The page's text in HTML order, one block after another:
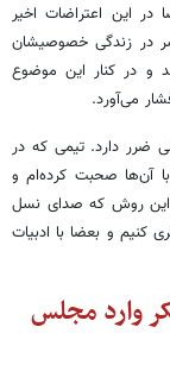
در این اعتراضات اخیر
در زندگی خصوصیشان
و در کنار این موضوع
می‌آورد.
ضرر دارد. تیمی که در
آن‌ها صحبت کرده‌ام و
این روش که صدای نسل
کنیم و بعضا با ادبیات
وارد مجلس